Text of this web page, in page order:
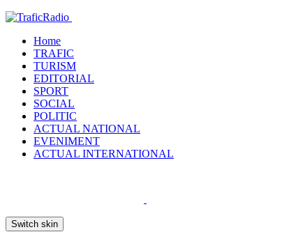
Home
TRAFIC
TURISM
EDITORIAL
SPORT
SOCIAL
POLITIC
ACTUAL NATIONAL
EVENIMENT
ACTUAL INTERNATIONAL
Switch skin